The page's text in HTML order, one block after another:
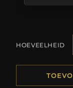
HOEVEELHEID